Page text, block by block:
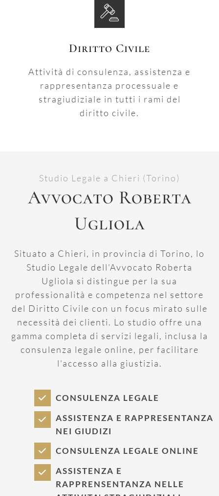
Diritto Civile
Attività di consulenza, assistenza e
rappresentanza processuale e
stragiudiziale in tutti i rami del
diritto civile.
Studio Legale a Chieri (Torino)
Avvocato Roberta
Ugliola
Situato a Chieri, in provincia di Torino, lo
Studio Legale dell'Avvocato Roberta
Ugliola si distingue per la sua
professionalità e competenza nel settore
del Diritto Civile con un focus mirato sulle
necessità dei clienti. Lo studio offre una
gamma completa di servizi legali, inclusa la
consulenza legale online, per facilitare
l'accesso alla giustizia.
CONSULENZA LEGALE
ASSISTENZA E RAPPRESENTANZA
NEI GIUDIZI
CONSULENZA LEGALE ONLINE
ASSISTENZA E
RAPPRENSENTANZA NELLE